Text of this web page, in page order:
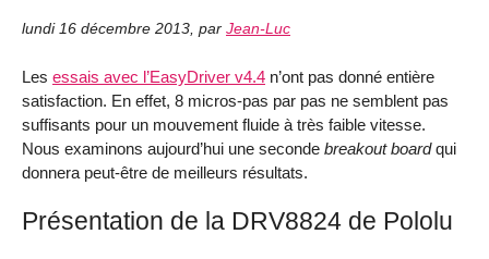
lundi 16 décembre 2013 par Jean-Luc
Les essais avec l’EasyDriver v4.4 n’ont pas donné entière
satisfaction. En effet, 8 micros-pas par pas ne semblent pas
suffisants pour un mouvement fluide à très faible vitesse.
Nous examinons aujourd’hui une seconde breakout boardqui
donnera peut-être de meilleurs résultats.
Présentation de la DRV8824 de Pololu